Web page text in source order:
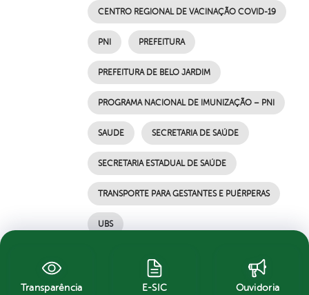
CENTRO REGIONAL DE VACINAÇÃO COVID-19
PNI PREFEITURA
PREFEITURA DE BELO JARDIM
PROGRAMA NACIONAL DE IMUNIZAÇÃO – PNI
SAUDE SECRETARIA DE SAÚDE
SECRETARIA ESTADUAL DE SAÚDE
TRANSPORTE PARA GESTANTES E PUÉRPERAS
UBS
última modificação em 17/05/2021 11h38
Transparência
E-SIC Ouvidoria